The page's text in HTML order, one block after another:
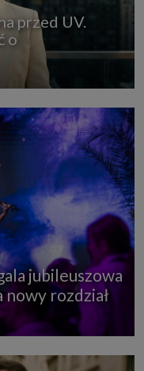
przed UV.
o
jubileuszowa
nowy rozdział